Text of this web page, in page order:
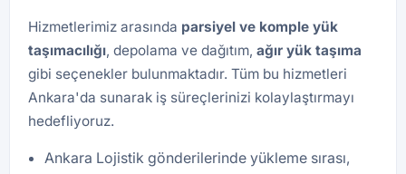
Hizmetlerimiz arasında parsiyel ve komple yük
taşımacılığı, depolama ve dağıtım, ağır yük taşıma
gibi seçenekler bulunmaktadır. Tüm bu hizmetleri
Ankara'da sunarak iş süreçlerinizi kolaylaştırmayı
hedefliyoruz.
Ankara Lojistik gönderilerinde yükleme sırası,